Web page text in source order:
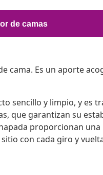
cama. Es un aporte
sencillo y limpio, y es
que garantizan su
proporcionan
con cada giro y